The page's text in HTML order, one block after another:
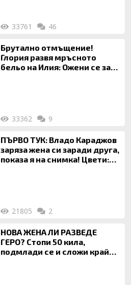
33761 46
Брутално отмъщение!
Глория развя мръсното
бельо на Илия: Ожени се за
33362 9
ПЪРВО ТУК: Владо Караджов
заряза жена си заради друга,
показа я на снимка! Цвети:
21805 2
НОВА ЖЕНА ЛИ РАЗВЕДЕ
ГЕРО? Стопи 50 кила,
подмлади се и сложи край